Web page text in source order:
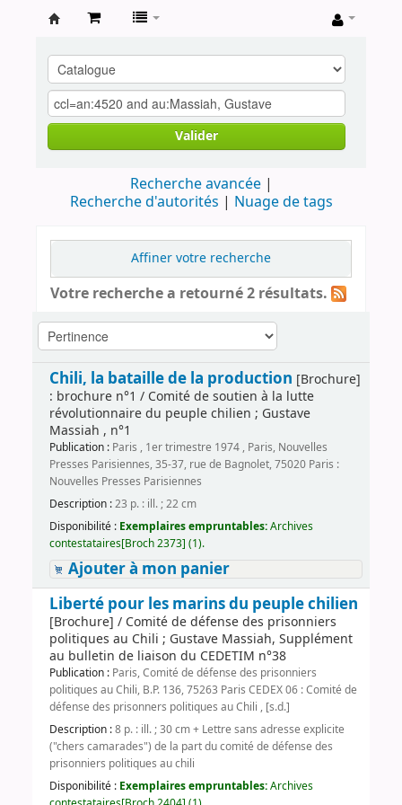
contestataires
Valider
Recherche avancée
Recherche d'autorités
Nuage de tags
Affiner votre recherche
Votre recherche a retourné 2 résultats.
Chili, la bataille de la production [Brochure]
: brochure n°1 / Comité de soutien à la lutte
révolutionnaire du peuple chilien ; Gustave
Massiah , n°1
Publication : Paris , 1er trimestre 1974 , Paris, Nouvelles
Presses Parisiennes, 35-37, rue de Bagnolet, 75020 Paris :
Nouvelles Presses Parisiennes
Description :23 p. : ill. ; 22 cm
Disponibilité : Exemplaires empruntables:Archives
contestataires[Broch 2373] (1).
Ajouter à mon panier
Liberté pour les marins du peuple chilien
[Brochure] / Comité de défense des prisonniers
politiques au Chili ; Gustave Massiah, Supplément
au bulletin de liaison du CEDETIM n°38
Publication : Paris, Comité de défense des prisonniers
politiques au Chili, B.P. 136, 75263 Paris CEDEX 06 : Comité de
défense des prisonners politiques au Chili , [s.d.]
Description :8 p. : ill. ; 30 cm + Lettre sans adresse explicite
("chers camarades") de la part du comité de défense des
prisonniers politiques au chili
Disponibilité : Exemplaires empruntables:Archives